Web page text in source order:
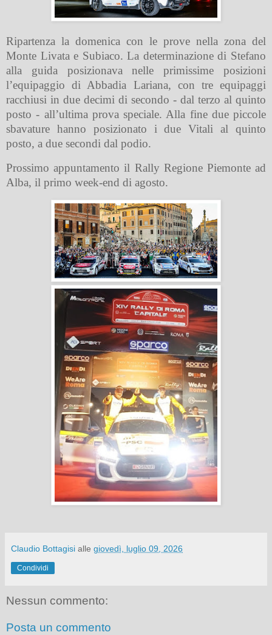
Ripartenza la domenica con le prove nella zona del
Monte Livata e Subiaco. La determinazione di Stefano
alla guida posizionava nelle primissime posizioni
l’equipaggio di Abbadia Lariana, con tre equipaggi
racchiusi in due decimi di secondo - dal terzo al quinto
posto - all’ultima prova speciale. Alla fine due piccole
sbavature hanno posizionato i due Vitali al quinto
posto, a due secondi dal podio.
Prossimo appuntamento il Rally Regione Piemonte ad
Alba, il primo week-end di agosto.
Claudio Bottagisi alle giovedì, luglio 09, 2026
Condividi
Nessun commento:
Posta un commento